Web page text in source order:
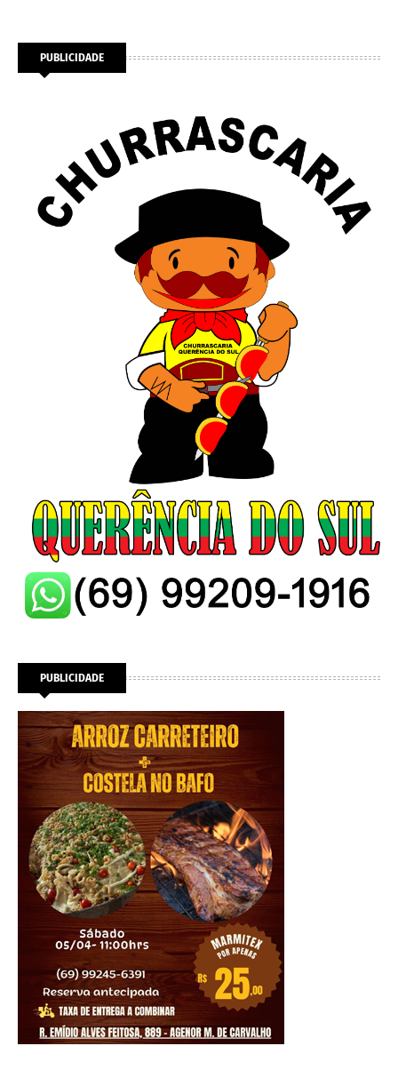
PUBLICIDADE
PUBLICIDADE